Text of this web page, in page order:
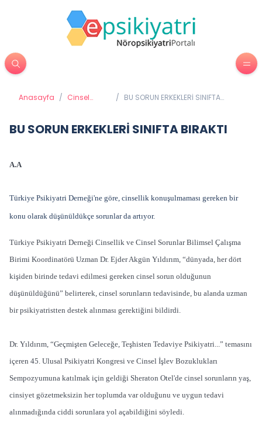
Anasayfa / Cinsel
/ BU SORUN ERKEKLERİ SINIFTA
BU SORUN ERKEKLERİ SINIFTA BIRAKTI
A.A
Türkiye Psikiyatri Derneği'ne göre, cinsellik konuşulmaması gereken bir
konu olarak düşünüldükçe sorunlar da artıyor.
Türkiye Psikiyatri Derneği Cinsellik ve Cinsel Sorunlar Bilimsel Çalışma
Birimi Koordinatörü Uzman Dr. Ejder Akgün Yıldırım, “dünyada, her dört
kişiden birinde tedavi edilmesi gereken cinsel sorun olduğunun
düşünüldüğünü” belirterek, cinsel sorunların tedavisinde, bu alanda uzman
bir psikiyatristten destek alınması gerektiğini bildirdi.
Dr. Yıldırım, “Geçmişten Geleceğe, Teşhisten Tedaviye Psikiyatri...” temasını
içeren 45. Ulusal Psikiyatri Kongresi ve Cinsel İşlev Bozuklukları
Sempozyumuna katılmak için geldiği Sheraton Otel'de cinsel sorunların yaş,
cinsiyet gözetmeksizin her toplumda var olduğunu ve uygun tedavi
alınmadığında ciddi sorunlara yol açabildiğini söyledi.